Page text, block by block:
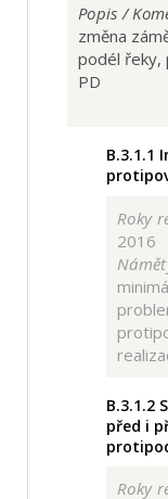
Popis /
změna
podél řeky,
PD
B.3.1.1
Roky
2016
B.3.1.2
před i
Roky